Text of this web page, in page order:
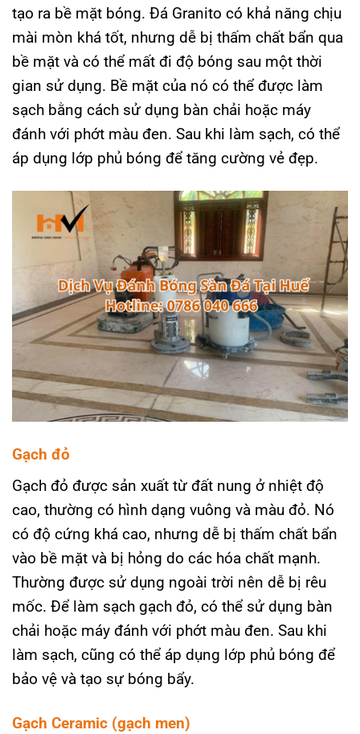
tạo ra bề mặt bóng. Đá Granito có khả năng chịu
mài mòn khá tốt, nhưng dễ bị thấm chất bẩn qua
bề mặt và có thể mất đi độ bóng sau một thời
gian sử dụng. Bề mặt của nó có thể được làm
sạch bằng cách sử dụng bàn chải hoặc máy
đánh với phớt màu đen. Sau khi làm sạch, có thể
áp dụng lớp phủ bóng để tăng cường vẻ đẹp.
Gạch đỏ
Gạch đỏ được sản xuất từ đất nung ở nhiệt độ
cao, thường có hình dạng vuông và màu đỏ. Nó
có độ cứng khá cao, nhưng dễ bị thấm chất bẩn
vào bề mặt và bị hỏng do các hóa chất mạnh.
Thường được sử dụng ngoài trời nên dễ bị rêu
mốc. Để làm sạch gạch đỏ, có thể sử dụng bàn
chải hoặc máy đánh với phớt màu đen. Sau khi
làm sạch, cũng có thể áp dụng lớp phủ bóng để
bảo vệ và tạo sự bóng bẩy.
Gạch Ceramic (gạch men)